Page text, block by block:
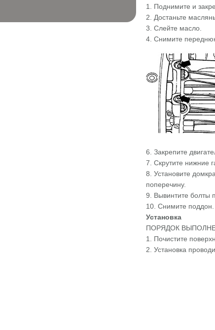
1. Поднимите и
2. Достаньте
3. Слейте масло.
4. Снимите
6. Закрепите
7. Скрутите нижние
8. Установите
поперечину.
9. Вывинтите болты
10. Снимите поддон.
Установка
ПОРЯДОК
1. Почистите
2. Установка